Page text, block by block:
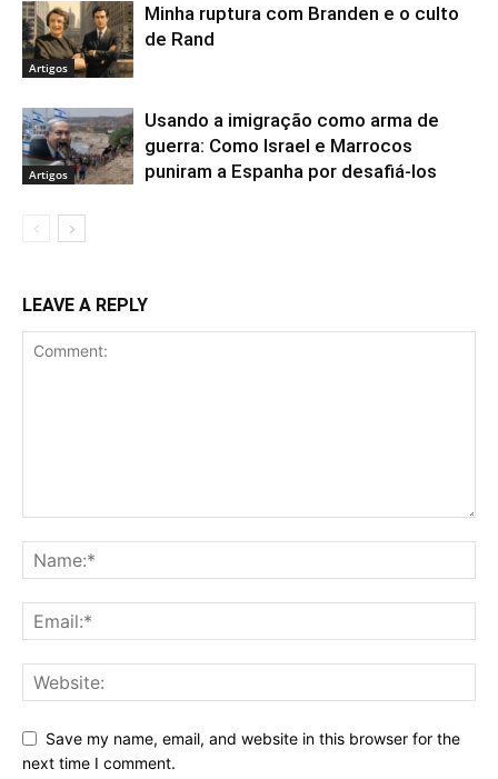
Artigos
Minha ruptura com Branden e o culto
de Rand
Artigos
Usando a imigração como arma de
guerra: Como Israel e Marrocos
puniram a Espanha por desafiá-los
LEAVE A REPLY
Save my name, email, and website in this browser for the
next time I comment.